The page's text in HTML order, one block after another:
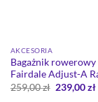
AKCESORIA
Bagażnik
Fairdale Adjust-A
259,00zł Pierwotna
cena
239,00zł